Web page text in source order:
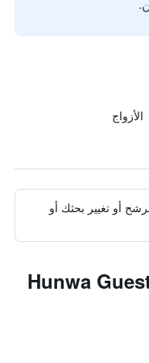
الأزواج
أو تغيير بحثك أو